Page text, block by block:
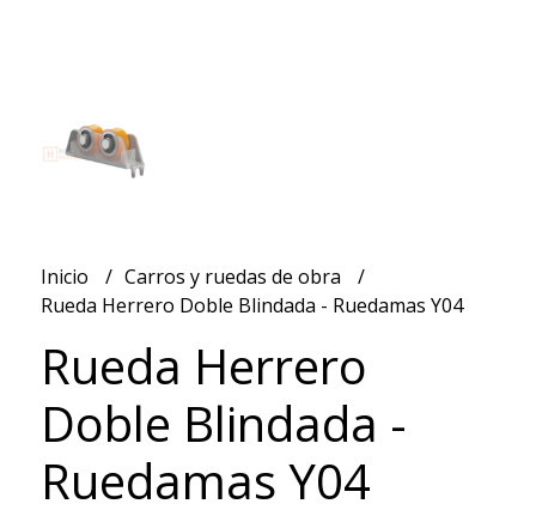
Inicio
Carros y ruedas de obra
Rueda Herrero Doble Blindada - Ruedamas Y04
Rueda Herrero
Doble Blindada -
Ruedamas Y04